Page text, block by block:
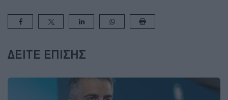
ΔΕΊΤΕ ΕΠΊΣΗΣ